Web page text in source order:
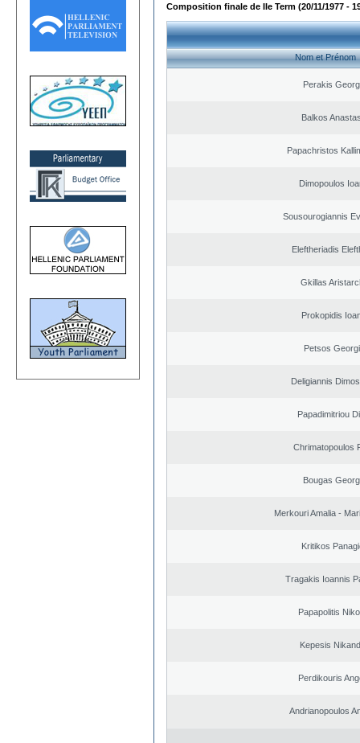
Composition finale de IIe Term (20/11/1977 -
Nom et Prénom
Perakis
Balkos
Papachristos
Dimopoulos
Sousourogiannis
Eleftheriadis
Gkillas
Prokopidis
Petsos
Deligiannis
Papadimitriou
Chrimatopoulos
Bougas
Merkouri Amalia -
Kritikos
Tragakis Ioannis
Papapolitis
Kepesis
Perdikouris
Andrianopoulos